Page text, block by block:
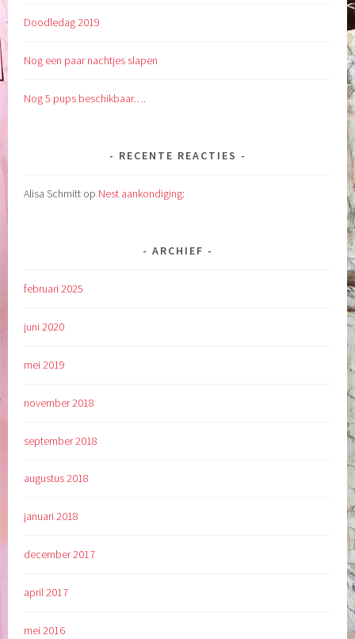
Doodledag 2019
Nog een paar nachtjes slapen
Nog 5 pups beschikbaar….
RECENTE REACTIES
Alisa Schmitt op Nest aankondiging:
ARCHIEF
februari 2025
juni 2020
mei 2019
november 2018
september 2018
augustus 2018
januari 2018
december 2017
april 2017
mei 2016